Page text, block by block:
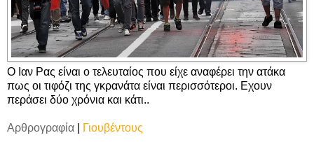
Ο Ιαν Ρας είναι ο τελευταίος που είχε αναφέρει την ατάκα
πως οι τιφόζι της γκρανάτα είναι περισσότεροι. Εχουν
περάσει δύο χρόνια και κάτι..
Αρθρογραφία Γιουβέντους